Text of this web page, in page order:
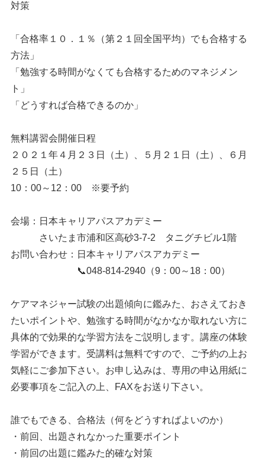
対策
「合格率１０．１％（第２１回全国平均）でも合格する
方法」
「勉強する時間がなくても合格するためのマネジメン
ト」
「どうすれば合格できるのか」
無料講習会開催日程
２０２１年４月２３日（土）、５月２１日（土）、６月
２５日（土）
10：00～12：00 ※要予約
会場：日本キャリアパスアカデミー
さいたま市浦和区高砂3-7-2 タニグチビル1階
お問い合わせ：日本キャリアパスアカデミー
📞048-814-2940（9：00～18：00）
ケアマネジャー試験の出題傾向に鑑みた、おさえておき
たいポイントや、勉強する時間がなかなか取れない方に
具体的で効果的な学習方法をご説明します。講座の体験
学習ができます。受講料は無料ですので、ご予約の上お
気軽にご参加下さい。お申し込みは、専用の申込用紙に
必要事項をご記入の上、FAXをお送り下さい。
誰でもできる、合格法（何をどうすればよいのか）
・前回、出題されなかった重要ポイント
・前回の出題に鑑みた的確な対策